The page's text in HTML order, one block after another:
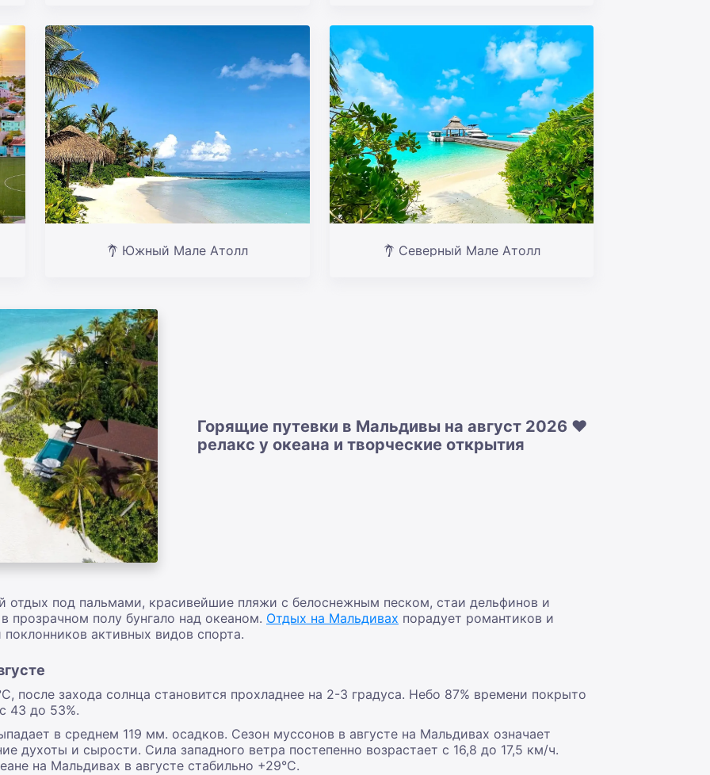
Южный Мале Атолл Северный Мале Атолл
Горящие путевки в Мальдивы на август 2026 ❤️
релакс у океана и творческие открытия
отдых под пальмами, красивейшие пляжи с белоснежным песком, стаи дельфинов и
прозрачном полу бунгало над океаном. Отдых на Мальдивах порадует романтиков и
активных видов спорта.
после захода солнца становится прохладнее на 2-3 градуса. Небо 87% времени покрыто
43 до 53%.
в среднем 119 мм. осадков. Сезон муссонов в августе на Мальдивах означает
духоты и сырости. Сила западного ветра постепенно возрастает с 16,8 до 17,5 км/ч.
на Мальдивах в августе стабильно +29°С.